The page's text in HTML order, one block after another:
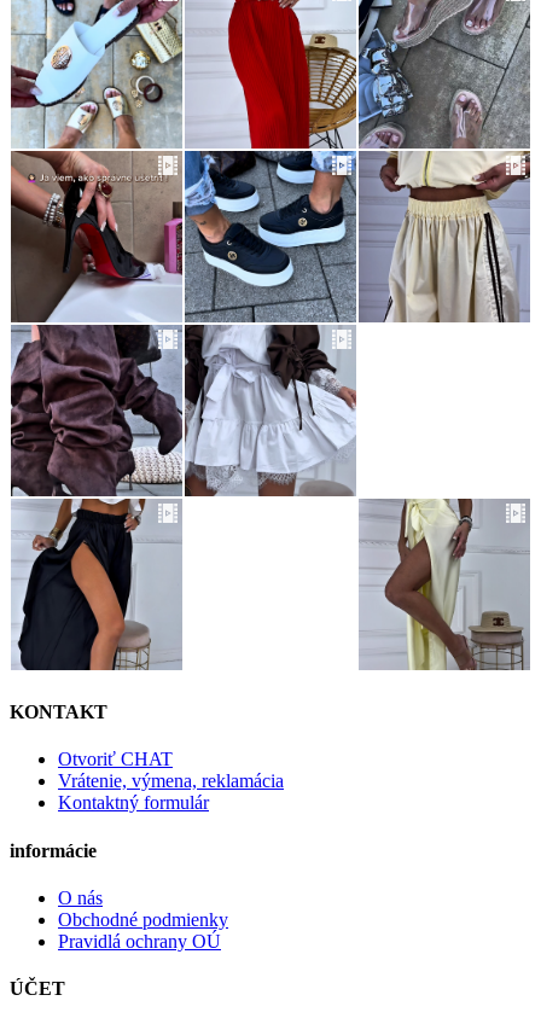
KONTAKT
Otvoriť CHAT
Vrátenie, výmena, reklamácia
Kontaktný formulár
informácie
O nás
Obchodné podmienky
Pravidlá ochrany OÚ
ÚČET